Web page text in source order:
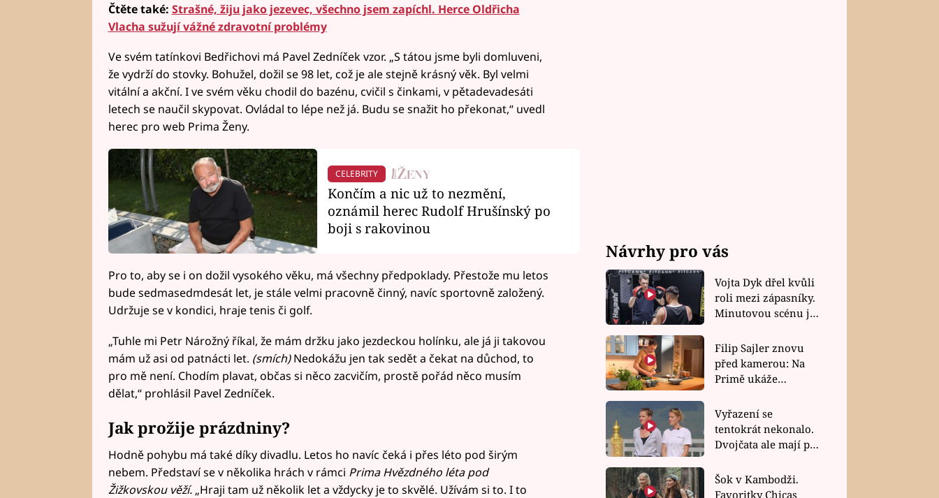
Čtěte také: Strašné, žiju jako jezevec, všechno jsem zapíchl. Herce Oldřicha
Vlacha sužují vážné zdravotní problémy
Ve svém tatínkovi Bedřichovi má Pavel Zedníček vzor. „S tátou jsme byli domluveni,
že vydrží do stovky. Bohužel, dožil se 98 let, což je ale stejně krásný věk. Byl velmi
vitální a akční. I ve svém věku chodil do bazénu, cvičil s činkami, v pětadevadesáti
letech se naučil skypovat. Ovládal to lépe než já. Budu se snažit ho překonat,“ uvedl
herec pro web Prima Ženy.
CELEBRITY
Končím a nic už to nezmění,
oznámil herec Rudolf Hrušínský po
boji s rakovinou
Pro to, aby se i on dožil vysokého věku, má všechny předpoklady. Přestože mu letos
bude sedmasedmdesát let, je stále velmi pracovně činný, navíc sportovně založený.
Udržuje se v kondici, hraje tenis či golf.
„Tuhle mi Petr Nárožný říkal, že mám držku jako jezdeckou holínku, ale já ji takovou
mám už asi od patnácti let. (smích)Nedokážu jen tak sedět a čekat na důchod, to
pro mě není. Chodím plavat, občas si něco zacvičím, prostě pořád něco musím
dělat,“ prohlásil Pavel Zedníček.
Jak prožije prázdniny?
Hodně pohybu má také díky divadlu. Letos ho navíc čeká i přes léto pod širým
nebem. Představí se v několika hrách v rámci Prima Hvězdného léta pod
Žižkovskou věží.„Hraji tam už několik let a vždycky je to skvělé. Užívám si to. I to
Návrhy pro vás
Vojta Dyk dřel kvůli
roli mezi zápasníky.
Minutovou scénu jel
Filip Sajler znovu
před kamerou: Na
Primě ukáže
rychlé recepty
Vyřazení se
tentokrát nekonalo.
Dvojčata ale mají po
závodu nůž na krku
Šok v Kambodži.
Favoritky Chicas